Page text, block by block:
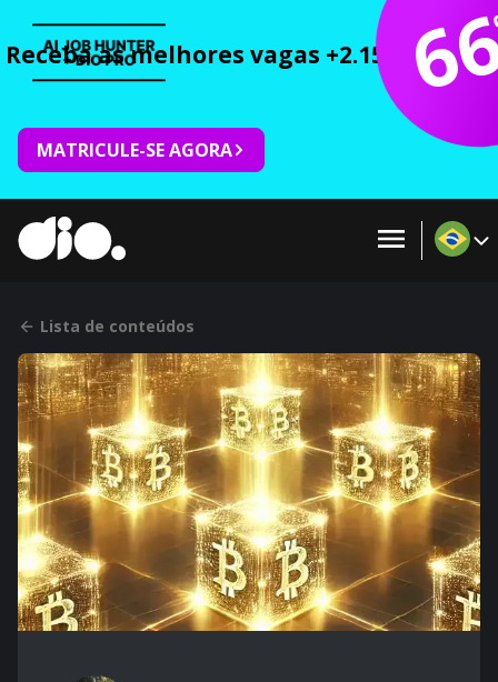
Receba as melhores vagas +2.150 cursos
MATRICULE-SE AGORA
Lista de conteúdos